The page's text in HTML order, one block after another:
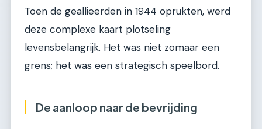
Toen de geallieerden in 1944 oprukten, werd
deze complexe kaart plotseling
levensbelangrijk. Het was niet zomaar een
grens; het was een strategisch speelbord.
De aanloop naar de bevrijding